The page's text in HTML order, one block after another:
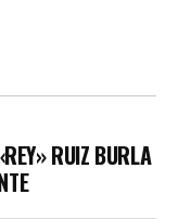
RUIZ BURLA